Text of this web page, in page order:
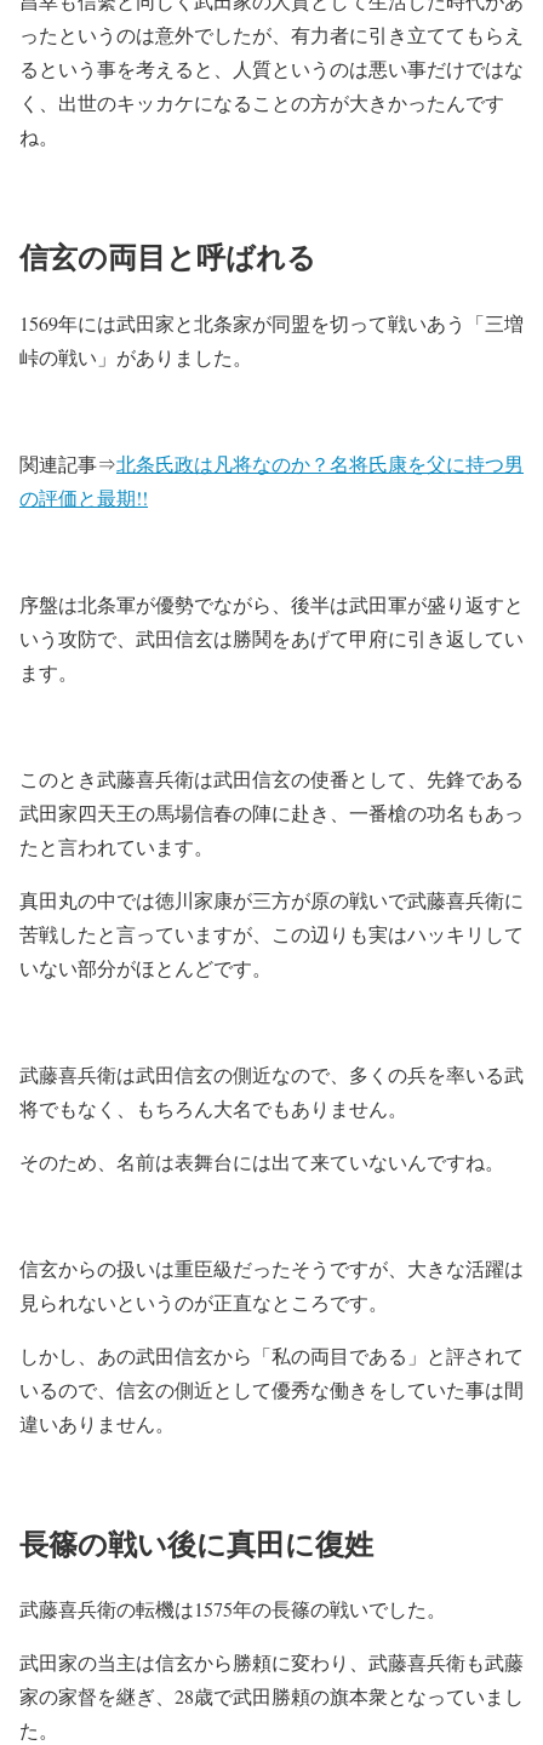
ったというのは意外でしたが、有力者に引き立ててもらえ
るという事を考えると、人質というのは悪い事だけではな
く、出世のキッカケになることの方が大きかったんです
ね。
信玄の両目と呼ばれる
1569年には武田家と北条家が同盟を切って戦いあう「三増
峠の戦い」がありました。
関連記事⇒北条氏政は凡将なのか？名将氏康を父に持つ男
の評価と最期!!
序盤は北条軍が優勢でながら、後半は武田軍が盛り返すと
いう攻防で、武田信玄は勝鬨をあげて甲府に引き返してい
ます。
このとき武藤喜兵衛は武田信玄の使番として、先鋒である
武田家四天王の馬場信春の陣に赴き、一番槍の功名もあっ
たと言われています。
真田丸の中では徳川家康が三方が原の戦いで武藤喜兵衛に
苦戦したと言っていますが、この辺りも実はハッキリして
いない部分がほとんどです。
武藤喜兵衛は武田信玄の側近なので、多くの兵を率いる武
将でもなく、もちろん大名でもありません。
そのため、名前は表舞台には出て来ていないんですね。
信玄からの扱いは重臣級だったそうですが、大きな活躍は
見られないというのが正直なところです。
しかし、あの武田信玄から「私の両目である」と評されて
いるので、信玄の側近として優秀な働きをしていた事は間
違いありません。
長篠の戦い後に真田に復姓
武藤喜兵衛の転機は1575年の長篠の戦いでした。
武田家の当主は信玄から勝頼に変わり、武藤喜兵衛も武藤
家の家督を継ぎ、28歳で武田勝頼の旗本衆となっていまし
た。